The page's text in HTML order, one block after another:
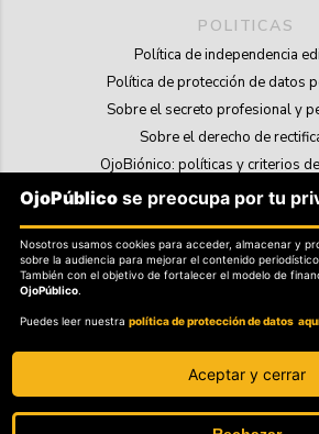
POLITICAS
Política de independencia
Política de protección de datos
Sobre el secreto profesional y
Sobre el derecho de
OjoBiónico: políticas y criterios
Sobre libertad de información frente a pedidos
La Tienda de
OjoLab.
OjoPúblico se preocupa por tu
Nosotros usamos cookies para acceder, almacenar y
sobre la audiencia para mejorar el contenido
También con el objetivo de fortalecer el modelo de
OjoPúblico.
Puedes leer nuestrapolítica de protección de datos
Aceptar y cerrar